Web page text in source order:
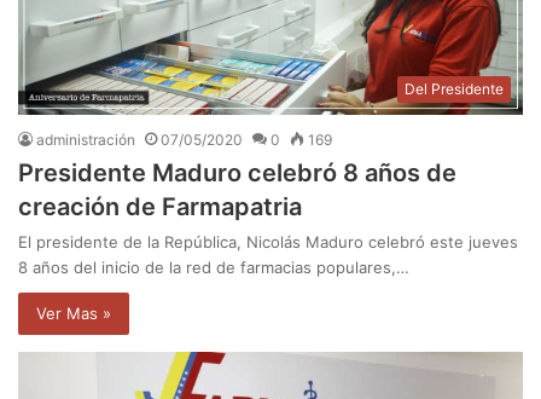
Del Presidente
administración 07/05/2020 0 169
Presidente Maduro celebró 8 años de
creación de Farmapatria
El presidente de la República, Nicolás Maduro celebró este jueves
8 años del inicio de la red de farmacias populares,…
Ver Mas »